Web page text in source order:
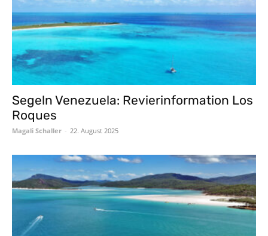
Segeln Venezuela: Revierinformation Los
Roques
Magali Schaller - 22. August 2025